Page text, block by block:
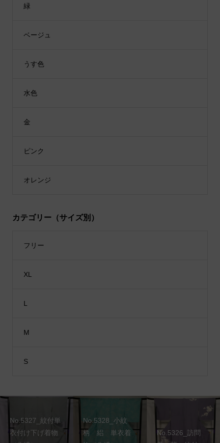
緑
ベージュ
うす色
水色
金
ピンク
オレンジ
カテゴリー（サイズ別）
フリー
XL
L
M
S
No.5327_紋付単
衣付け下げ着物
No.5328_小紋
柄 絽 単衣着
No.5326_訪問